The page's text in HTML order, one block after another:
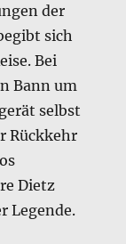
der
sich
Bei
Bann um
selbst
Rückkehr
Dietz
Legende.